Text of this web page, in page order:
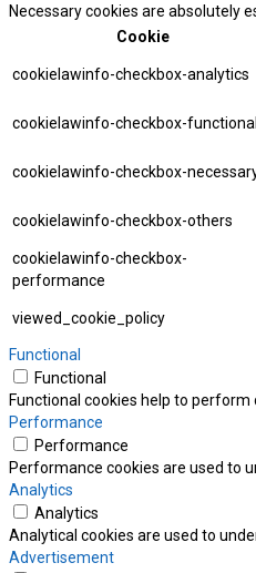
Necessary cookies are absolutely
Cookie
cookielawinfo-checkbox-analytics
cookielawinfo-checkbox-functional
cookielawinfo-checkbox-
cookielawinfo-checkbox-others
cookielawinfo-checkbox-
performance
viewed_cookie_policy
Functional
Functional
Functional cookies help to
Performance
Performance
Performance cookies are used to
Analytics
Analytics
Analytical cookies are used to
Advertisement